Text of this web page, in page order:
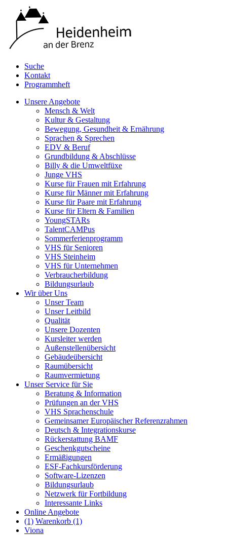
Suche
Kontakt
Programmheft
Unsere Angebote
Mensch & Welt
Kultur & Gestaltung
Bewegung, Gesundheit & Ernährung
Sprachen & Sprechen
EDV & Beruf
Grundbildung & Abschlüsse
Billy & die Umweltfüxe
Junge VHS
Kurse für Frauen mit Erfahrung
Kurse für Männer mit Erfahrung
Kurse für Paare mit Erfahrung
Kurse für Eltern & Familien
YoungSTARs
TalentCAMPus
Sommerferienprogramm
VHS für Senioren
VHS Steinheim
VHS für Unternehmen
Verbraucherbildung
Bildungsurlaub
Wir über Uns
Unser Team
Unser Leitbild
Qualität
Unsere Dozenten
Kursleiter werden
Außenstellenübersicht
Gebäudeübersicht
Raumübersicht
Raumvermietung
Unser Service für Sie
Beratung & Information
Prüfungen an der VHS
VHS Sprachenschule
Gemeinsamer Europäischer Referenzrahmen
Deutsch & Integrationskurse
Rückerstattung BAMF
Geschenkgutscheine
Ermäßigungen
ESF-Fachkursförderung
Software-Lizenzen
Bildungsurlaub
Netzwerk für Fortbildung
Interessante Links
Online Angebote
(1) Warenkorb (1)
Viona